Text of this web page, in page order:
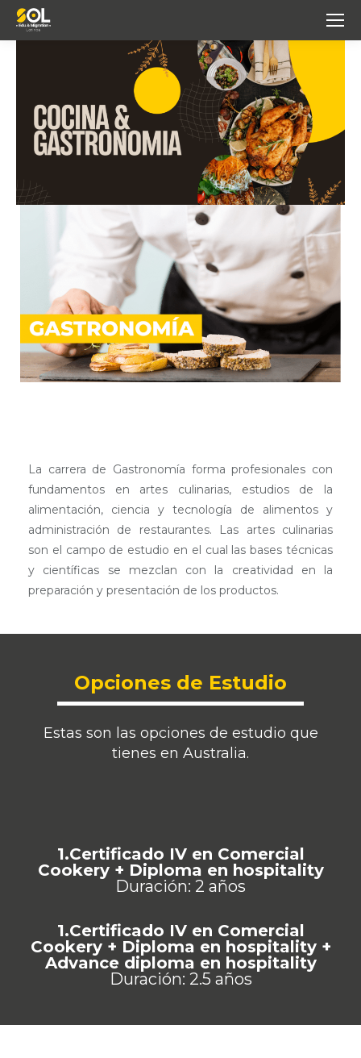
La carrera de Gastronomía forma profesionales con
fundamentos en artes culinarias, estudios de la
alimentación, ciencia y tecnología de alimentos y
administración de restaurantes. Las artes culinarias
son el campo de estudio en el cual las bases técnicas
y científicas se mezclan con la creatividad en la
preparación y presentación de los productos.
Opciones de Estudio
Estas son las opciones de estudio que
tienes en Australia.
1.Certificado IV en Comercial
Cookery + Diploma en hospitality
Duración: 2 años
1.Certificado IV en Comercial
Cookery + Diploma en hospitality +
Advance diploma en hospitality
Duración: 2.5 años